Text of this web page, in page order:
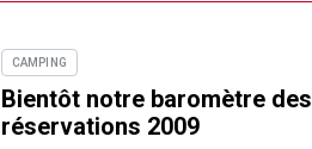
CAMPING
Bientôt notre baromètre des
réservations 2009